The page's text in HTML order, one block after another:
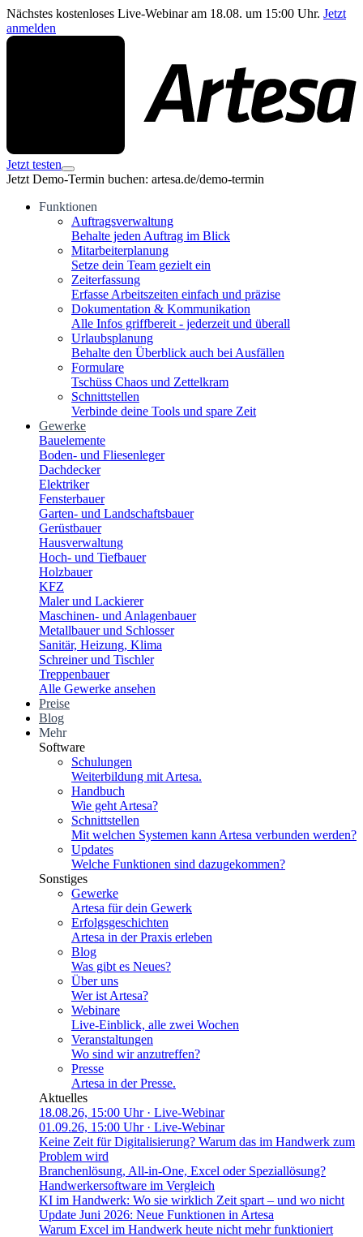
Nächstes kostenloses Live-Webinar am 18.08. um 15:00 Uhr. Jetzt
anmelden
Jetzt testen
Jetzt Demo-Termin buchen: artesa.de/demo-termin
Funktionen
Auftragsverwaltung
Behalte jeden Auftrag im Blick
Mitarbeiterplanung
Setze dein Team gezielt ein
Zeiterfassung
Erfasse Arbeitszeiten einfach und präzise
Dokumentation & Kommunikation
Alle Infos griffbereit - jederzeit und überall
Urlaubsplanung
Behalte den Überblick auch bei Ausfällen
Formulare
Tschüss Chaos und Zettelkram
Schnittstellen
Verbinde deine Tools und spare Zeit
Gewerke
Bauelemente
Boden- und Fliesenleger
Dachdecker
Elektriker
Fensterbauer
Garten- und Landschaftsbauer
Gerüstbauer
Hausverwaltung
Hoch- und Tiefbauer
Holzbauer
KFZ
Maler und Lackierer
Maschinen- und Anlagenbauer
Metallbauer und Schlosser
Sanitär, Heizung, Klima
Schreiner und Tischler
Treppenbauer
Alle Gewerke ansehen
Preise
Blog
Mehr
Software
Schulungen
Weiterbildung mit Artesa.
Handbuch
Wie geht Artesa?
Schnittstellen
Mit welchen Systemen kann Artesa verbunden werden?
Updates
Welche Funktionen sind dazugekommen?
Sonstiges
Gewerke
Artesa für dein Gewerk
Erfolgsgeschichten
Artesa in der Praxis erleben
Blog
Was gibt es Neues?
Über uns
Wer ist Artesa?
Webinare
Live-Einblick, alle zwei Wochen
Veranstaltungen
Wo sind wir anzutreffen?
Presse
Artesa in der Presse.
Aktuelles
18.08.26, 15:00 Uhr· Live-Webinar
01.09.26, 15:00 Uhr· Live-Webinar
Keine Zeit für Digitalisierung? Warum das im Handwerk zum
Problem wird
Branchenlösung, All-in-One, Excel oder Speziallösung?
Handwerkersoftware im Vergleich
KI im Handwerk: Wo sie wirklich Zeit spart – und wo nicht
Update Juni 2026: Neue Funktionen in Artesa
Warum Excel im Handwerk heute nicht mehr funktioniert